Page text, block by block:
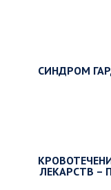
СИНДРОМ
ЛЕКАРСТВ –